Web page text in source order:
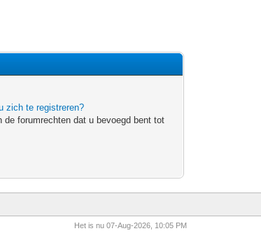
zich te registreren?
forumrechten dat u bevoegd bent tot
Het is nu 07-Aug-2026, 10:05 PM